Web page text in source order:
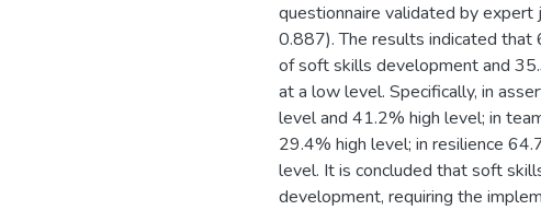
questionnaire validated by expert
0.887). The results indicated
of soft skills development and
at a low level. Specifically, in
level and 41.2% high level; in
29.4% high level; in resilience
level. It is concluded that soft
development, requiring the